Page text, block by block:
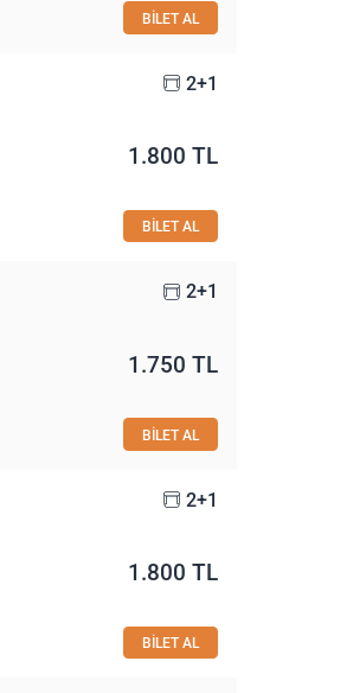
BİLET AL
2+1
1.800 TL
BİLET AL
2+1
1.750 TL
BİLET AL
2+1
1.800 TL
BİLET AL